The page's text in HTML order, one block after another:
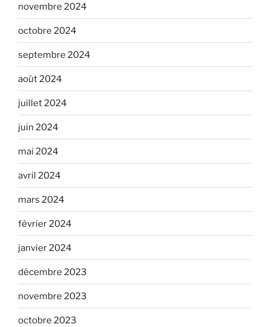
novembre 2024
octobre 2024
septembre 2024
août 2024
juillet 2024
juin 2024
mai 2024
avril 2024
mars 2024
février 2024
janvier 2024
décembre 2023
novembre 2023
octobre 2023